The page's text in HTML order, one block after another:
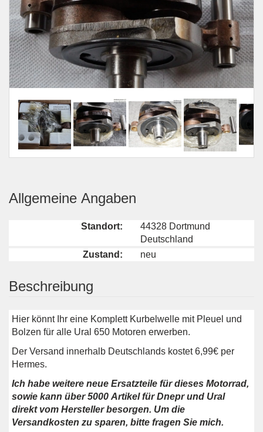
Allgemeine Angaben
Standort:
44328 Dortmund
Deutschland
Zustand:
neu
Beschreibung
Hier könnt Ihr eine Komplett Kurbelwelle mit Pleuel und
Bolzen für alle Ural 650 Motoren erwerben.
Der Versand innerhalb Deutschlands kostet 6,99€ per
Hermes.
Ich habe weitere neue Ersatzteile für dieses Motorrad,
sowie kann über 5000 Artikel für Dnepr und Ural
direkt vom Hersteller besorgen. Um die
Versandkosten zu sparen, bitte fragen Sie mich.